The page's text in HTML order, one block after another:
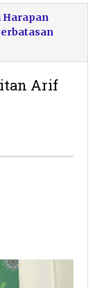
Harapan
Arif